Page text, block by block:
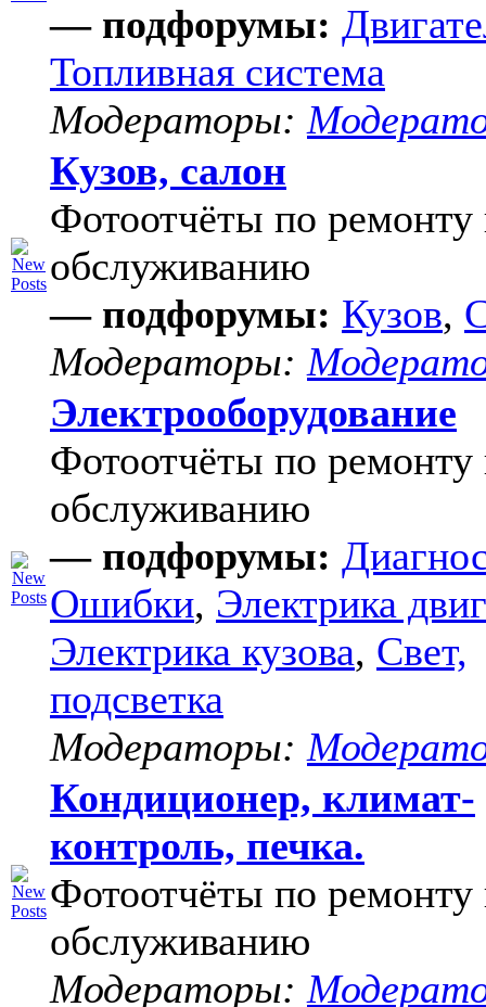
— подфорумы:
Топливная система
Модераторы:
Кузов, салон
Фотоотчёты по ремонту
обслуживанию
— подфорумы: Кузов,
Модераторы:
Электрооборудование
Фотоотчёты по ремонту
обслуживанию
— подфорумы:
Ошибки, Электрика
Электрика кузова, Свет,
подсветка
Модераторы:
Кондиционер, климат-
контроль, печка.
Фотоотчёты по ремонту
обслуживанию
Модераторы: